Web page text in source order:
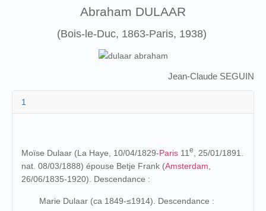
Abraham DULAAR
(Bois-le-Duc, 1863-Paris, 1938)
Jean-Claude SEGUIN
1
Moïse Dulaar (La Haye, 10/04/1829-Paris 11 e
, 25/01/1891.
nat. 08/03/1888) épouse Betje Frank (Amsterdam
26/06/1835-1920). Descendance :
Marie Dulaar (ca 1849-≤1914). Descendance :